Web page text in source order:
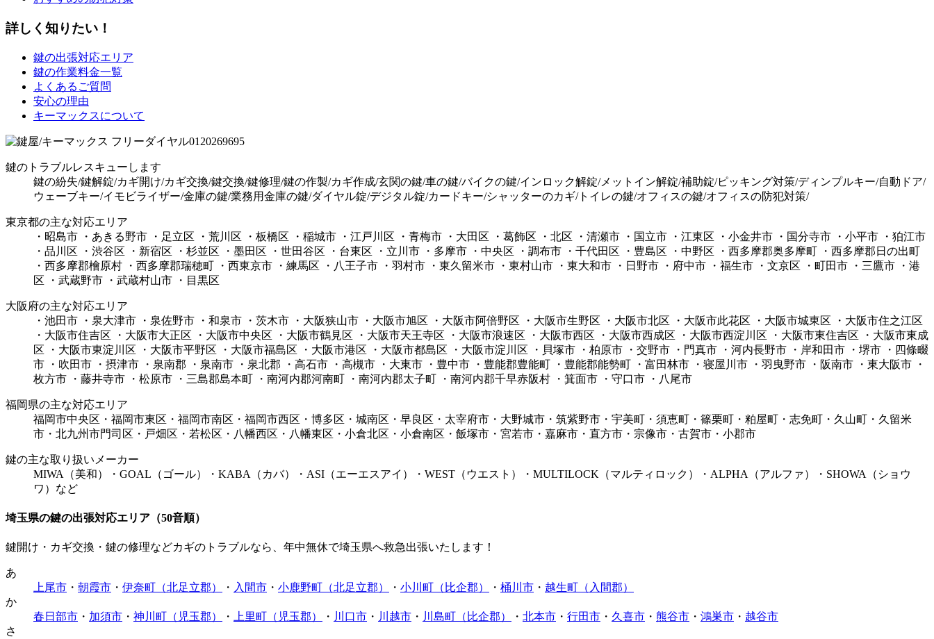
詳しく知りたい！
鍵の出張対応エリア
鍵の作業料金一覧
よくあるご質問
安心の理由
キーマックスについて
鍵のトラブルレスキューします
鍵の紛失/鍵解錠/カギ開け/カギ交換/鍵交換/鍵修理/鍵の作製/カギ作成/玄関の鍵/車の鍵/バイクの鍵/インロック解錠/メットイン解錠/補助錠/ピッキング対策/ディンプルキー/自動ドア/
ウェーブキー/イモビライザー/金庫の鍵/業務用金庫の鍵/ダイヤル錠/デジタル錠/カードキー/シャッターのカギ/トイレの鍵/オフィスの鍵/オフィスの防犯対策/
東京都の主な対応エリア
・昭島市 ・あきる野市 ・足立区 ・荒川区 ・板橋区 ・稲城市 ・江戸川区 ・青梅市 ・大田区 ・葛飾区 ・北区 ・清瀬市 ・国立市 ・江東区 ・小金井市 ・国分寺市 ・小平市 ・狛江市
・品川区 ・渋谷区 ・新宿区 ・杉並区 ・墨田区 ・世田谷区 ・台東区 ・立川市 ・多摩市 ・中央区 ・調布市 ・千代田区 ・豊島区 ・中野区 ・西多摩郡奥多摩町 ・西多摩郡日の出町
・西多摩郡檜原村 ・西多摩郡瑞穂町 ・西東京市 ・練馬区 ・八王子市 ・羽村市 ・東久留米市 ・東村山市 ・東大和市 ・日野市 ・府中市 ・福生市 ・文京区 ・町田市 ・三鷹市 ・港
区 ・武蔵野市 ・武蔵村山市 ・目黒区
大阪府の主な対応エリア
・池田市 ・泉大津市 ・泉佐野市 ・和泉市 ・茨木市 ・大阪狭山市 ・大阪市旭区 ・大阪市阿倍野区 ・大阪市生野区 ・大阪市北区 ・大阪市此花区 ・大阪市城東区 ・大阪市住之江区
・大阪市住吉区 ・大阪市大正区 ・大阪市中央区 ・大阪市鶴見区 ・大阪市天王寺区 ・大阪市浪速区 ・大阪市西区 ・大阪市西成区 ・大阪市西淀川区 ・大阪市東住吉区 ・大阪市東成
区 ・大阪市東淀川区 ・大阪市平野区 ・大阪市福島区 ・大阪市港区 ・大阪市都島区 ・大阪市淀川区 ・貝塚市 ・柏原市 ・交野市 ・門真市 ・河内長野市 ・岸和田市 ・堺市 ・四條畷
市 ・吹田市 ・摂津市 ・泉南郡 ・泉南市 ・泉北郡 ・高石市 ・高槻市 ・大東市 ・豊中市 ・豊能郡豊能町 ・豊能郡能勢町 ・富田林市 ・寝屋川市 ・羽曳野市 ・阪南市 ・東大阪市 ・
枚方市 ・藤井寺市 ・松原市 ・三島郡島本町 ・南河内郡河南町 ・南河内郡太子町 ・南河内郡千早赤阪村 ・箕面市 ・守口市 ・八尾市
福岡県の主な対応エリア
福岡市中央区・福岡市東区・福岡市南区・福岡市西区・博多区・城南区・早良区・太宰府市・大野城市・筑紫野市・宇美町・須恵町・篠栗町・粕屋町・志免町・久山町・久留米
市・北九州市門司区・戸畑区・若松区・八幡西区・八幡東区・小倉北区・小倉南区・飯塚市・宮若市・嘉麻市・直方市・宗像市・古賀市・小郡市
鍵の主な取り扱いメーカー
MIWA（美和）・GOAL（ゴール）・KABA（カバ）・ASI（エーエスアイ）・WEST（ウエスト）・MULTILOCK（マルティロック）・ALPHA（アルファ）・SHOWA（ショウ
ワ）など
埼玉県の鍵の出張対応エリア（50音順）
鍵開け・カギ交換・鍵の修理などカギのトラブルなら、年中無休で埼玉県へ救急出張いたします！
あ
上尾市 ・ 朝霞市 ・ 伊奈町（北足立郡） ・ 入間市 ・ 小鹿野町（北足立郡） ・ 小川町（比企郡） ・ 桶川市 ・ 越生町（入間郡）
か
春日部市 ・ 加須市 ・ 神川町（児玉郡） ・ 上里町（児玉郡） ・ 川口市 ・ 川越市 ・ 川島町（比企郡） ・ 北本市 ・ 行田市 ・ 久喜市 ・ 熊谷市 ・ 鴻巣市 ・ 越谷市
さ